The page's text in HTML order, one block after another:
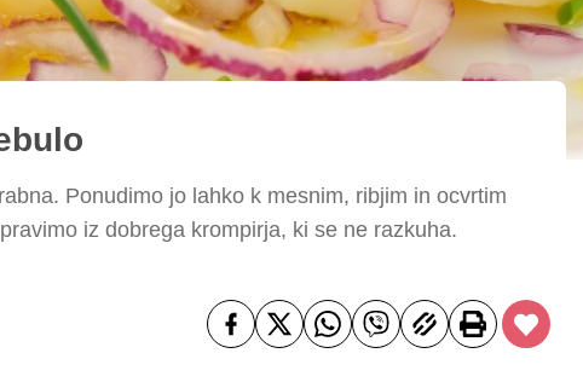
Ponudimo jo lahko k mesnim, ribjim in ocvrtim
iz dobrega krompirja, ki se ne razkuha.